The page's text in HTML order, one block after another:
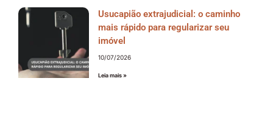
Usucapião extrajudicial: o caminho
mais rápido para regularizar seu
imóvel
10/07/2026
Leia mais »